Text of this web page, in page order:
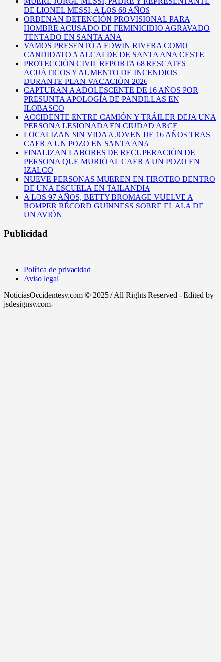
DE LIONEL MESSI, A LOS 68 AÑOS
ORDENAN DETENCIÓN PROVISIONAL PARA
HOMBRE ACUSADO DE FEMINICIDIO AGRAVADO
TENTADO EN SANTA ANA
VAMOS PRESENTÓ A EDWIN RIVERA COMO
CANDIDATO A ALCALDE DE SANTA ANA OESTE
PROTECCIÓN CIVIL REPORTA 68 RESCATES
ACUÁTICOS Y AUMENTO DE INCENDIOS
DURANTE PLAN VACACIÓN 2026
CAPTURAN A ADOLESCENTE DE 16 AÑOS POR
PRESUNTA APOLOGÍA DE PANDILLAS EN
ILOBASCO
ACCIDENTE ENTRE CAMIÓN Y TRÁILER DEJA UNA
PERSONA LESIONADA EN CIUDAD ARCE
LOCALIZAN SIN VIDA A JOVEN DE 16 AÑOS TRAS
CAER A UN POZO EN SANTA ANA
FINALIZAN LABORES DE RECUPERACIÓN DE
PERSONA QUE MURIÓ AL CAER A UN POZO EN
IZALCO
NUEVE PERSONAS MUEREN EN TIROTEO DENTRO
DE UNA ESCUELA EN TAILANDIA
A LOS 97 AÑOS, BETTY BROMAGE VUELVE A
ROMPER RÉCORD GUINNESS SOBRE EL ALA DE
UN AVIÓN
Publicidad
Política de privacidad
Aviso legal
NoticiasOccidentesv.com © 2025 / All Rights Reserved - Edited by
jsdesignsv.com-